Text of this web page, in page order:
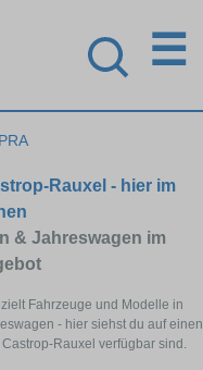
☰
Rauxel - hier im
& Jahreswagen im
Fahrzeuge und Modelle in
- hier siehst du auf einen
Rauxel verfügbar sind.